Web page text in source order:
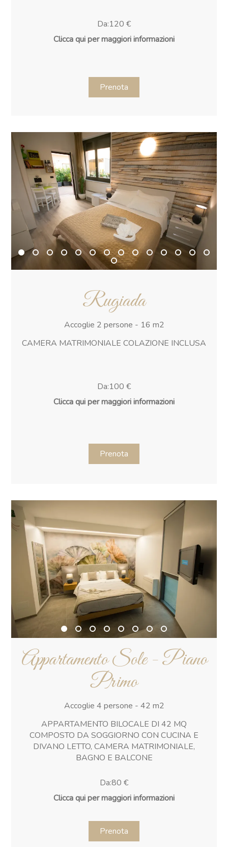
Da:120 €
Clicca qui per maggiori informazioni
Prenota
Rugiada
Accoglie 2 persone - 16 m2
CAMERA MATRIMONIALE COLAZIONE INCLUSA
Da:100 €
Clicca qui per maggiori informazioni
Prenota
Appartamento Sole - Piano
Primo
Accoglie 4 persone - 42 m2
APPARTAMENTO BILOCALE DI 42 MQ
COMPOSTO DA SOGGIORNO CON CUCINA E
DIVANO LETTO, CAMERA MATRIMONIALE,
BAGNO E BALCONE
Da:80 €
Clicca qui per maggiori informazioni
Prenota